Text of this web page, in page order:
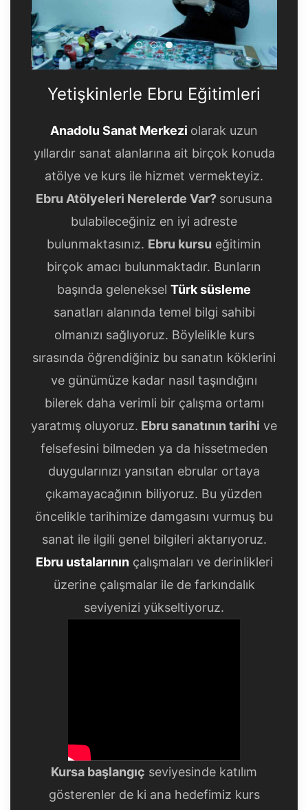
Yetişkinlerle Ebru Eğitimleri
Yetişkinlerle Ebru
Yetişkinlerle Ebru
Yetişkinlerle Ebru Eğitimleri
Anadolu Sanat Merkezi olarak uzun
yıllardır sanat alanlarına ait birçok konuda
atölye ve kurs ile hizmet vermekteyiz.
Ebru Atölyeleri Nerelerde Var? sorusuna
bulabileceğiniz en iyi adreste
bulunmaktasınız. Ebru kursu eğitimin
birçok amacı bulunmaktadır. Bunların
başında geleneksel Türk süsleme
sanatları alanında temel bilgi sahibi
olmanızı sağlıyoruz. Böylelikle kurs
sırasında öğrendiğiniz bu sanatın köklerini
ve günümüze kadar nasıl taşındığını
bilerek daha verimli bir çalışma ortamı
yaratmış oluyoruz. Ebru sanatının tarihi ve
felsefesini bilmeden ya da hissetmeden
duygularınızı yansıtan ebrular ortaya
çıkamayacağının biliyoruz. Bu yüzden
öncelikle tarihimize damgasını vurmuş bu
sanat ile ilgili genel bilgileri aktarıyoruz.
Ebru ustalarınınçalışmaları ve derinlikleri
üzerine çalışmalar ile de farkındalık
seviyenizi yükseltiyoruz.
Kursa başlangıç seviyesinde katılım
gösterenler de ki ana hedefimiz kurs